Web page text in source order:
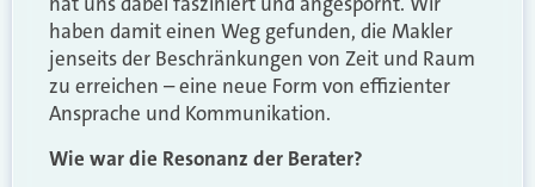
haben damit einen Weg gefunden, die Makler
jenseits der Beschränkungen von Zeit und Raum
zu erreichen – eine neue Form von effizienter
Ansprache und Kommunikation.
Wie war die Resonanz der Berater?